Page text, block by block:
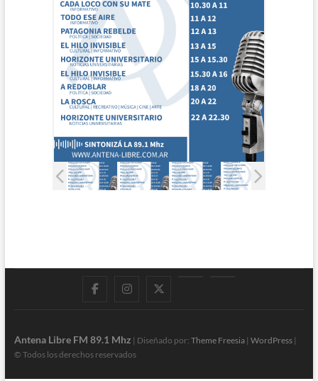
FacebookInstagram
Antena Libre FM 89.1 Mhz | Diseñado por: Theme Freesia| WordPress|
© Todos los derechos reservados